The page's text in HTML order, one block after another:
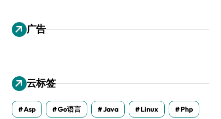
广告
云标签
Asp Go语言 Java Linux Php